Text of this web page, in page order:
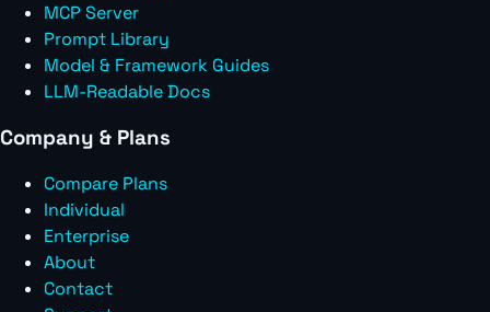
MCP Server
Prompt Library
Model & Framework Guides
LLM-Readable Docs
Company & Plans
Compare Plans
Individual
Enterprise
About
Contact